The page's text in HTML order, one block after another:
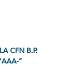
CFN B.P.
”